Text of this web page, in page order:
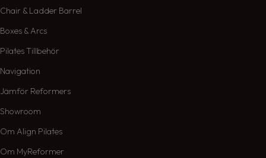
Chair & Ladder Barrel
Boxes & Arcs
Pilates Tillbehör
Navigation
Jämför Reformers
Showroom
Om Align Pilates
Om MyReformer